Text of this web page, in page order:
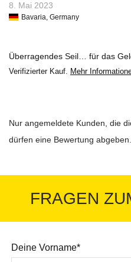
8. Mai 2023
Bavaria, Germany
Überragendes Seil… für das
Verifizierter Kauf. Mehr
Nur angemeldete Kunden, die
dürfen eine Bewertung abgeben.
FRAGEN
Deine Vorname*